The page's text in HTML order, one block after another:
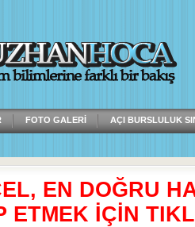
FOTO GALERI AÇI BURSLULUK
EN DOĞRU
ETMEK İÇİN